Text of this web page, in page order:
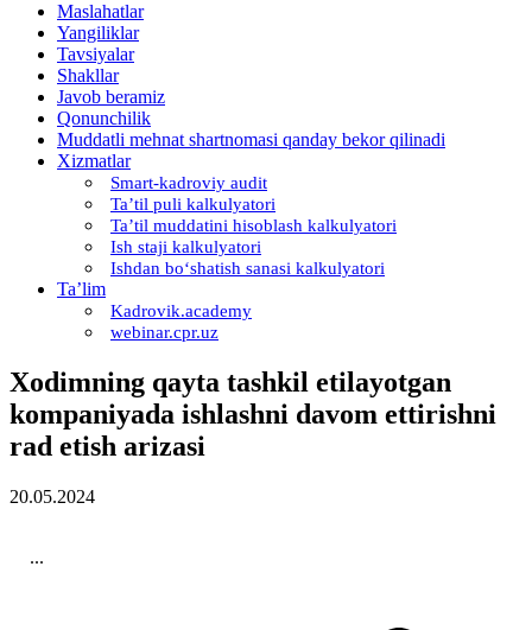
Maslahatlar
Yangiliklar
Tavsiyalar
Shakllar
Javob beramiz
Qonunchilik
Muddatli mehnat shartnomasi qanday bekor qilinadi
Xizmatlar
Smart-kadroviy audit
Ta’til puli kalkulyatori
Ta’til muddatini hisoblash kalkulyatori
Ish staji kalkulyatori
Ishdan boʻshatish sanasi kalkulyatori
Ta’lim
Kadrovik.academy
webinar.cpr.uz
Xodimning qayta tashkil etilayotgan
kompaniyada ishlashni davom ettirishni
rad etish arizasi
20.05.2024
...